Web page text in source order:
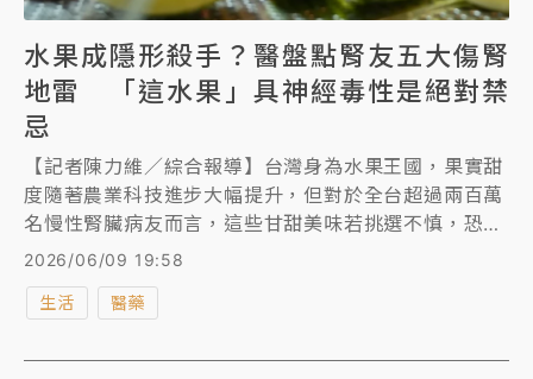
水果成隱形殺手？醫盤點腎友五大傷腎
地雷 「這水果」具神經毒性是絕對禁
忌
【記者陳力維／綜合報導】台灣身為水果王國，果實甜
度隨著農業科技進步大幅提升，但對於全台超過兩百萬
名慢性腎臟病友而言，這些甘甜美味若挑選不慎，恐變
成包著糖衣的「隱形傷腎地雷」。腎臟專科醫師洪永祥
近日在臉書發文示警，有腎病老翁連吃數日釋迦，結果
險些心臟驟停鬧出人命，腎臟病患者若吃錯水果，輕則
及生命！洪永祥特別盤點出楊桃、高鉀水果、農藥殘
2026/06/09 19:58
生活 醫藥